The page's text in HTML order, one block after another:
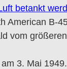
betankt
American B-
vom
3. Mai